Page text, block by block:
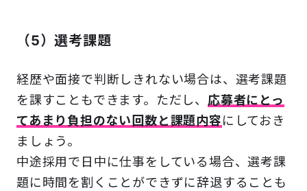
（5）選考課題
経歴や面接で判断しきれない場合は、選考課題
を課すこともできます。ただし、 応募者にとっ
てあまり負担のない回数と課題内容にしておき
ましょう。
中途採用で日中に仕事をしている場合、選考課
題に時間を割くことができずに辞退することも